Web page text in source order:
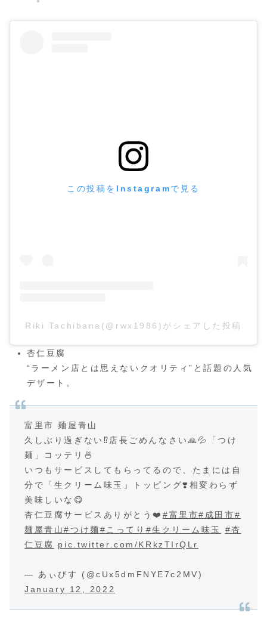
この投稿をInstagramで見る
Riki Tachibana(@rwx1986)がシェアした投稿
杏仁豆腐
“ラーメン店とは思えないクオリティ”と話題の人気
デザート。
富里市 麺屋青山
久しぶり過ぎない⁉️店長ごめんなさい🙏💦「つけ
麺」コッテリ🍜
いつもサービスしてもらってるので、たまには自
分で「生クリーム味玉」トッピング❣️相変わらず
美味しいな😋
杏仁豆腐サービスありがとう❤️#富里市#成田市#
麺屋青山#つけ麺#こってり #生クリーム味玉
#杏
仁豆腐
pic.twitter.com/KRkzTIrQLr
— あぃびす (@cUx5dmFNYE7c2MV)
January 12, 2022